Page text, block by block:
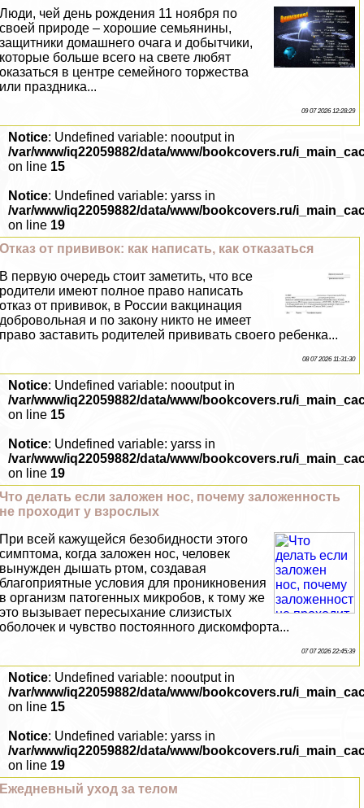
Люди, чей день рождения 11 ноября по
своей природе – хорошие семьянины,
защитники домашнего очага и добытчики,
которые больше всего на свете любят
оказаться в центре семейного торжества
или праздника...
09 07 2026 12:28:29
Notice: Undefined variable: nooutput in
/var/www/iq22059882/data/www/bookcovers.ru/
on line 15
Notice: Undefined variable: yarss in
/var/www/iq22059882/data/www/bookcovers.ru/
on line 19
Отказ от прививок: как написать, как отказаться
В первую очередь стоит заметить, что все
родители имеют полное право написать
отказ от прививок, в России вакцинация
добровольная и по закону никто не имеет
право заставить родителей прививать своего ребенка...
08 07 2026 11:31:30
Notice: Undefined variable: nooutput in
/var/www/iq22059882/data/www/bookcovers.ru/
on line 15
Notice: Undefined variable: yarss in
/var/www/iq22059882/data/www/bookcovers.ru/
on line 19
Что делать если заложен нос, почему заложенность
не проходит у взрослых
При всей кажущейся безобидности этого
симптома, когда заложен нос, человек
вынужден дышать ртом, создавая
благоприятные условия для проникновения
в организм патогенных микробов, к тому же
это вызывает пересыхание слизистых
оболочек и чувство постоянного дискомфорта...
07 07 2026 22:45:39
Notice: Undefined variable: nooutput in
/var/www/iq22059882/data/www/bookcovers.ru/
on line 15
Notice: Undefined variable: yarss in
/var/www/iq22059882/data/www/bookcovers.ru/
on line 19
Ежедневный уход за телом